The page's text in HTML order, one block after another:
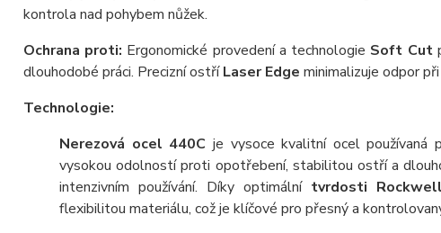
kontrola nad pohybem nůžek.
Ochrana proti: Ergonomické provedení a technologie Soft Cut
dlouhodobé práci. Precizní ostříLaser Edge minimalizuje odpor
Technologie:
Nerezová ocel 440C je vysoce kvalitní ocel používaná
vysokou odolností proti opotřebení, stabilitou ostří a
intenzivním používání. Díky optimální tvrdosti
flexibilitou materiálu, což je klíčové pro přesný a